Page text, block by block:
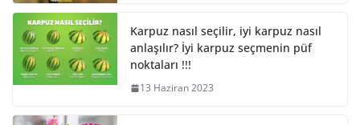
Karpuz nasıl seçilir, iyi karpuz nasıl
anlaşılır? İyi karpuz seçmenin püf
noktaları !!!
13 Haziran 2023